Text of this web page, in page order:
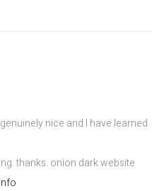
nice and I have learned
thanks. onion dark website